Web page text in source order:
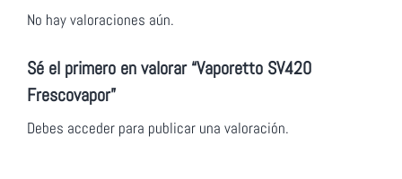
No hay valoraciones aún.
Sé el primero en valorar “Vaporetto SV420
Frescovapor”
Debes acceder para publicar una valoración.